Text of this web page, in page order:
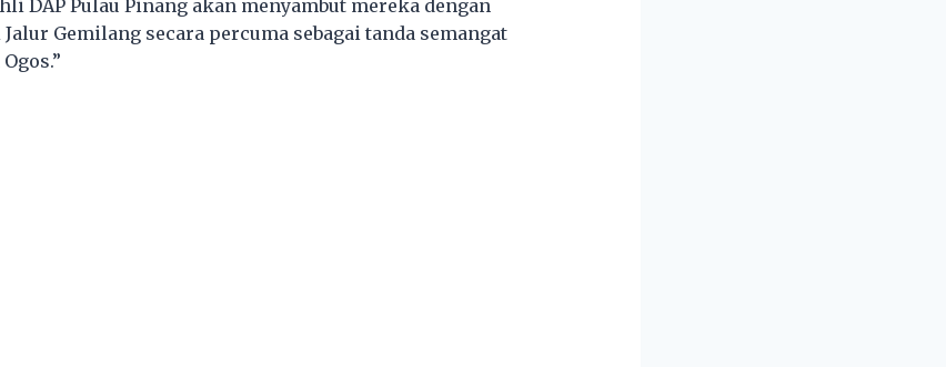
DAP Pulau Pinang akan menyambut mereka dengan
Gemilang secara percuma sebagai tanda semangat